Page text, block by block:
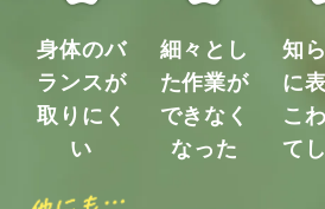
身体のバ
ランスが
取りにく
い
細々とし
た作業が
できなく
なった
知
に
こ
て